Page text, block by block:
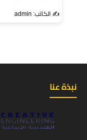
✍️ الكاتب: admin
نبذة عنا